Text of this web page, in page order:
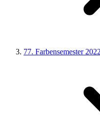
77. Farbensemester 2022